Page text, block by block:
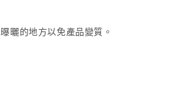
曬的地方以免產品變質。